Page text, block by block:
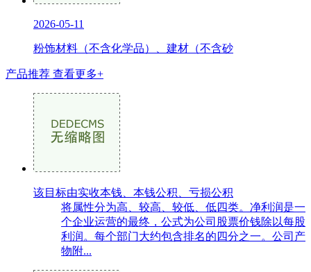
2026-05-11
粉饰材料（不含化学品）、建材（不含砂
产品推荐 查看更多+
该目标由实收本钱、本钱公积、亏损公积
将属性分为高、较高、较低、低四类。净利润是一
个企业运营的最终，公式为公司股票价钱除以每股
利润。每个部门大约包含排名的四分之一。公司产
物附...